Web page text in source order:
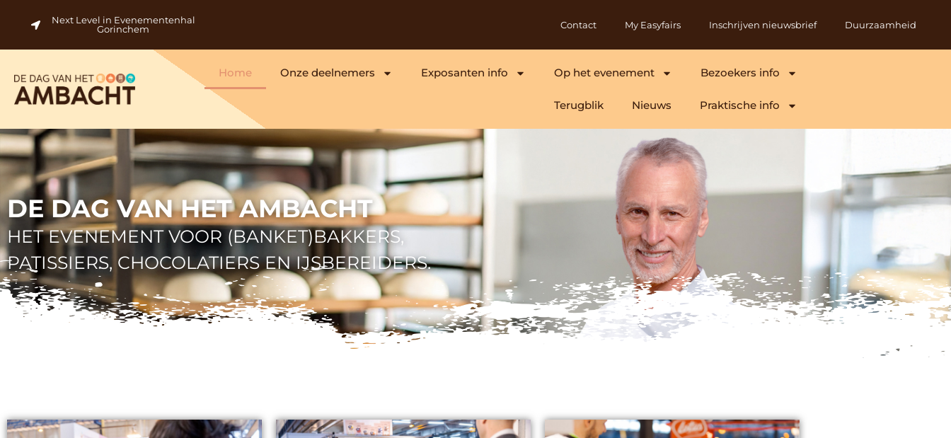
Next Level in Evenementenhal
Gorinchem
Contact My Easyfairs Inschrijven nieuwsbrief Duurzaamheid
Home Onze deelnemers Exposanten info Op het evenement Bezoekers info
Terugblik Nieuws Praktische info
DE DAG VAN HET AMBACHT
HET EVENEMENT VOOR (BANKET)BAKKERS,
PATISSIERS, CHOCOLATIERS EN IJSBEREIDERS.